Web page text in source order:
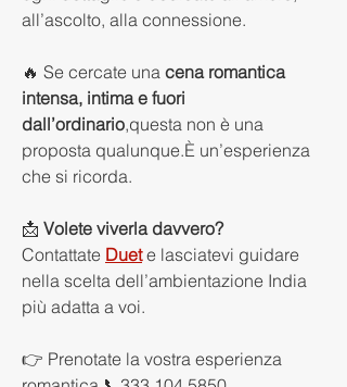
all’ascolto, alla connessione.
🔥 Se cercate una cena romantica
intensa, intima e fuori
dall’ordinario,questa non è una
proposta qualunque.È un’esperienza
che si ricorda.
📩 Volete viverla davvero?
Contattate Duet e lasciatevi guidare
nella scelta dell’ambientazione India
più adatta a voi.
👉 Prenotate la vostra esperienza